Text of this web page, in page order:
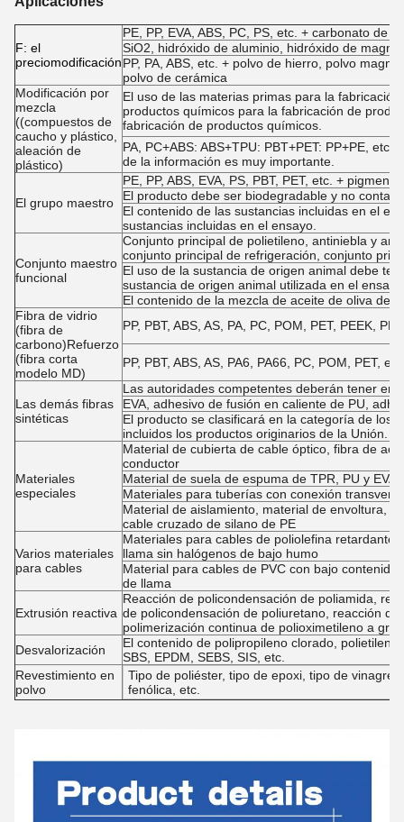
F: el
preciomodificación
PE, PP, EVA, ABS, PC, PS, etc. + carbonato de
SiO2, hidróxido de aluminio, hidróxido de
PP, PA, ABS, etc. + polvo de hierro, polvo
polvo de cerámica
Modificación por
mezcla
((compuestos de
caucho y plástico,
aleación de
plástico)
El uso de las materias primas para la
productos químicos para la fabricación de
fabricación de productos químicos.
PA, PC+ABS: ABS+TPU: PBT+PET: PP+PE,
de la información es muy importante.
El grupo maestro
PE, PP, ABS, EVA, PS, PBT, PET, etc. +
El producto debe ser biodegradable y no
El contenido de las sustancias incluidas en el
sustancias incluidas en el ensayo.
Conjunto maestro
funcional
Conjunto principal de polietileno, antiniebla y
conjunto principal de refrigeración, conjunto
El uso de la sustancia de origen animal debe
sustancia de origen animal utilizada en el
El contenido de la mezcla de aceite de oliva
Fibra de vidrio
(fibra de
carbono)Refuerzo
(fibra corta
modelo MD)
PP, PBT, ABS, AS, PA, PC, POM, PET, PEEK,
PP, PBT, ABS, AS, PA6, PA66, PC, POM, PET,
Las demás fibras
sintéticas
Las autoridades competentes deberán tener en
EVA, adhesivo de fusión en caliente de PU,
El producto se clasificará en la categoría de los
incluidos los productos originarios de la Unión.
Materiales
especiales
Material de cubierta de cable óptico, fibra de
conductor
Material de suela de espuma de TPR, PU y EVA
Materiales para tuberías con conexión
Material de aislamiento, material de envoltura,
cable cruzado de silano de PE
Varios materiales
para cables
Materiales para cables de poliolefina
llama sin halógenos de bajo humo
Material para cables de PVC con bajo
de llama
Extrusión reactiva
Reacción de policondensación de poliamida,
de policondensación de poliuretano, reacción
polimerización continua de polioximetileno a
Desvalorización
El contenido de polipropileno clorado,
SBS, EPDM, SEBS, SIS, etc.
Revestimiento en
polvo
Tipo de poliéster, tipo de epoxi, tipo de
fenólica, etc.